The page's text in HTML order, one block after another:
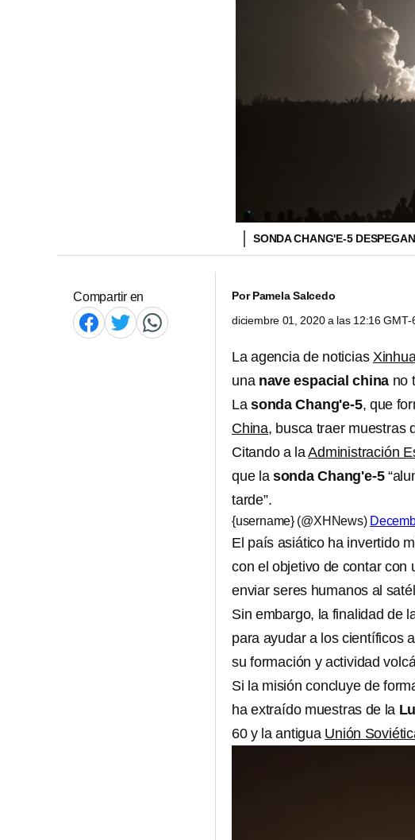
SONDA CHANG'E-5
Compartir en PorPamela Salcedo
diciembre 01, 2020 a las 12:16 GMT-
La agencia de noticias
una nave espacial china no
La sonda Chang'e-5, que
China, busca traer muestras
Citando a laAdministración
que la sonda Chang'e-5
tarde”.
{username} (@XHNews)
El país asiático ha invertido
con el objetivo de contar con
enviar seres humanos al
Sin embargo, la finalidad de
para ayudar a los científicos
su formación y actividad
Si la misión concluye de
ha extraído muestras de la
60 y la antigua Unión